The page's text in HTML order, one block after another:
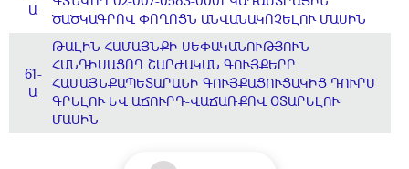
Ա
ԾԱԾԿԱԳՐՈՎ ՓՈՂՈՑՆ ԱՆՎԱՆԱԿՈՉԵԼՈՒ ՄԱՍԻՆ
61-
Ա
ԹԱԼԻՆ ՀԱՄԱՅՆՔԻ ՍԵՓԱԿԱՆՈՒԹՅՈՒՆ
ՀԱՆԴԻՍԱՑՈՂ ՇԱՐԺԱԿԱՆ ԳՈՒՅՔԵՐԸ
ՀԱՄԱՅՆՔԱՊԵՏԱՐԱՆԻ ԳՈՒՅՔԱՑՈՒՑԱԿԻՑ ԴՈՒՐՍ
ԳՐԵԼՈՒ ԵՎ ԱՃՈՒՐԴ-ՎԱՃԱՌՔՈՎ ՕՏԱՐԵԼՈՒ
ՄԱՍԻՆ